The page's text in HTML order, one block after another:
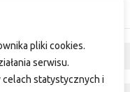
pliki cookies.
serwisu.
statystycznych i